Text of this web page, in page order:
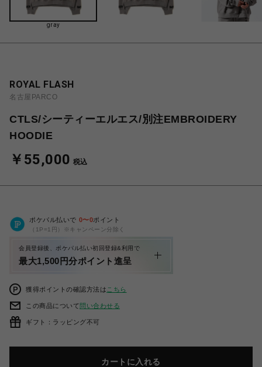
gray
ROYAL FLASH
名古屋PARCO
CTLS/シーティーエルエス/別注EMBROIDERY
HOODIE
￥55,000 税込
ポケパル払いで 0〜0ポイント
（1P=1円）※キャンペーン分除く
会員登録後、ポケパル払い初回登録&利用で
最大1,500円分ポイント進呈
獲得ポイントの確認方法は こちら
この商品について問い合わせる
ギフト：ラッピング不可
カートに入れる